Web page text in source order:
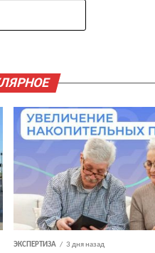
ЭКСПЕРТИЗА 3 дня назад